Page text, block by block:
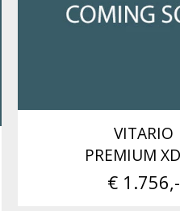
VITARIO
PREMIUM
€ 1.756,-